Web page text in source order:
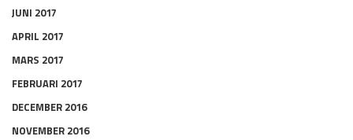
JUNI 2017
APRIL 2017
MARS 2017
FEBRUARI 2017
DECEMBER 2016
NOVEMBER 2016